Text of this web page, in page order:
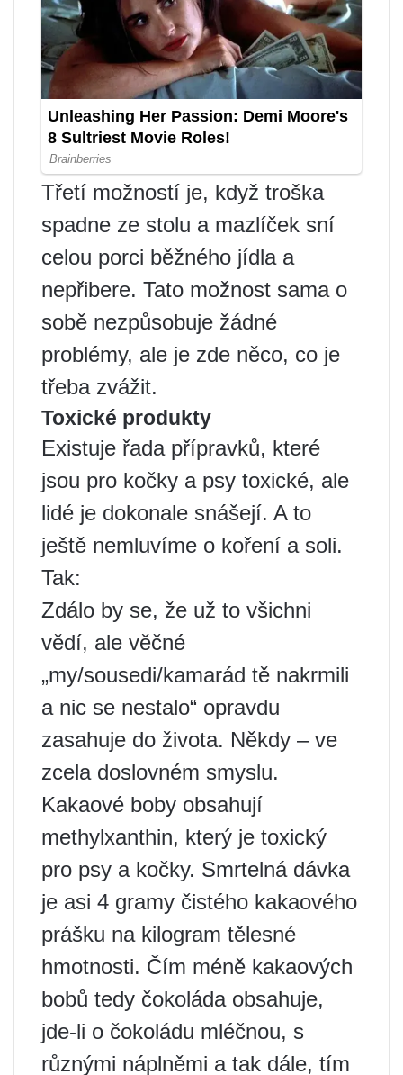
Třetí možností je, když troška
spadne ze stolu a mazlíček sní
celou porci běžného jídla a
nepřibere. Tato možnost sama o
sobě nezpůsobuje žádné
problémy, ale je zde něco, co je
třeba zvážit.
Toxické produkty
Existuje řada přípravků, které
jsou pro kočky a psy toxické, ale
lidé je dokonale snášejí. A to
ještě nemluvíme o koření a soli.
Tak:
Zdálo by se, že už to všichni
vědí, ale věčné
„my/sousedi/kamarád tě nakrmili
a nic se nestalo“ opravdu
zasahuje do života. Někdy – ve
zcela doslovném smyslu.
Kakaové boby obsahují
methylxanthin, který je toxický
pro psy a kočky. Smrtelná dávka
je asi 4 gramy čistého kakaového
prášku na kilogram tělesné
hmotnosti. Čím méně kakaových
bobů tedy čokoláda obsahuje,
jde-li o čokoládu mléčnou, s
různými náplněmi a tak dále, tím